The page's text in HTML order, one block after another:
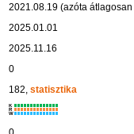
2021.08.19 (azóta
2025.01.01
2025.11.16
0
182, statisztika
K
R
W